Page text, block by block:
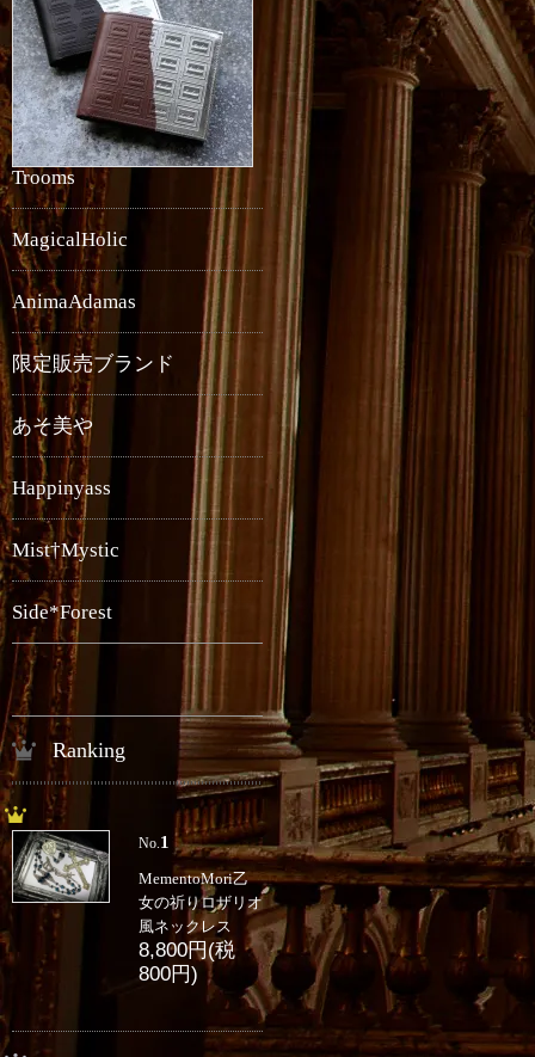
Trooms
MagicalHolic
AnimaAdamas
限定販売ブランド
あそ美や
Happinyass
Mist†Mystic
Side*Forest
Ranking
No. 1
MementoMori乙
女の祈りロザリオ
風ネックレス
8,800円(税
800円)